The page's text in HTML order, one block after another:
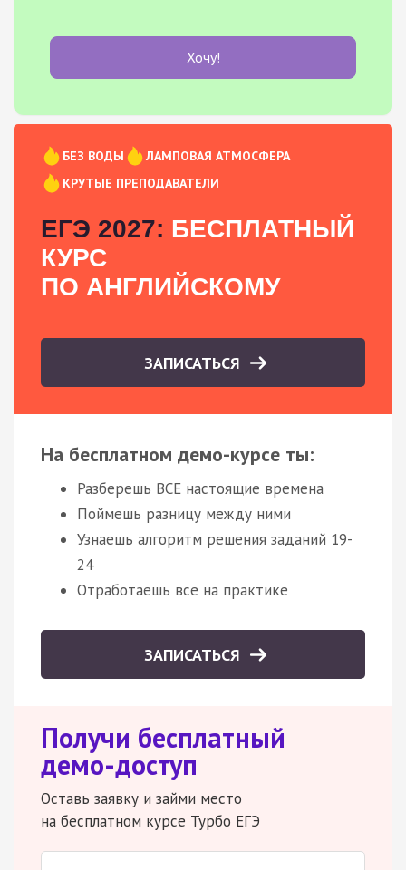
Хочу!
БЕЗ ВОДЫ
ЛАМПОВАЯ АТМОСФЕРА
КРУТЫЕ ПРЕПОДАВАТЕЛИ
ЕГЭ 2027: БЕСПЛАТНЫЙ
КУРС
ПО АНГЛИЙСКОМУ
ЗАПИСАТЬСЯ
На бесплатном демо-курсе ты:
Разберешь ВСЕ настоящие времена
Поймешь разницу между ними
Узнаешь алгоритм решения заданий 19-
24
Отработаешь все на практике
ЗАПИСАТЬСЯ
Получи бесплатный
демо-доступ
Оставь заявку и займи место
на бесплатном курсе Турбо ЕГЭ